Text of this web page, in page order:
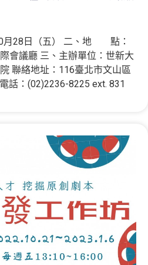
28日（五） 二、地 點：
會議廳 三、主辦單位：世新大
聯絡地址：116臺北市文山區
話：(02)2236-8225 ext. 831